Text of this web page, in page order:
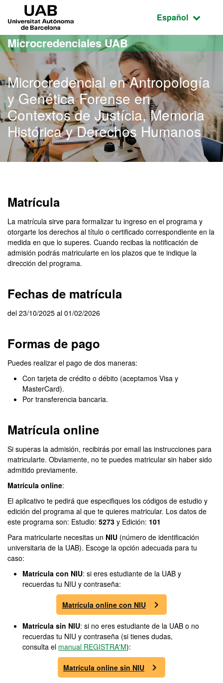
Acceso al contenido principal
Acceso a la navegación de la página
Idioma
Español
Microcredenciales UAB
Microcredencial en Antropología
y Genética Forense en
Contextos de Justícia, Memoria
Histórica y Derechos Humanos
Matrícula
La matrícula sirve para formalizar tu ingreso en el programa y
otorgarte los derechos al título o certificado correspondiente en la
medida en que lo superes. Cuando recibas la notificación de
admisión podrás matricularte en los plazos que te indique la
dirección del programa.
Fechas de matrícula
del 23/10/2025 al 01/02/2026
Formas de pago
Puedes realizar el pago de dos maneras:
Con tarjeta de crédito o débito (aceptamos Visa y
MasterCard).
Por transferencia bancaria.
Matrícula online
Si superas la admisión, recibirás por email las instrucciones para
matricularte. Obviamente, no te puedes matricular sin haber sido
admitido previamente.
Matrícula online:
El aplicativo te pedirá que especifiques los códigos de estudio y
edición del programa al que te quieres matricular. Los datos de
este programa son: Estudio: 5273 y Edición: 101
Para matricularte necesitas un NIU (número de identificación
universitaria de la UAB). Escoge la opción adecuada para tu
caso:
Matrícula con NIU: si eres estudiante de la UAB y
recuerdas tu NIU y contraseña:
Matrícula online con NIU
Matrícula sin NIU: si no eres estudiante de la UAB o no
recuerdas tu NIU y contraseña (si tienes dudas,
consulta el manual REGISTRA'M):
Matrícula online sin NIU